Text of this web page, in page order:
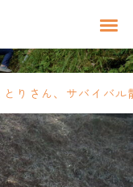
とりさん、サバイバル